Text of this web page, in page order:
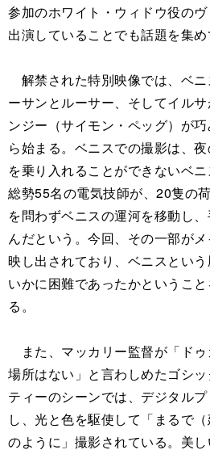
参加のホワイト・ウィドウ役の
出演していることでも話題を集め
解禁された特別映像では、ベ
ーサンとルーサー、そしてイル
ンジー（サイモン・ペッグ）が
ら始まる。ベニスでの撮影は、
を乗り入れることができないベ
総勢55名の電気技師が、20隻の
を問わずベニスの運河を移動し
んだという。今回、その一部が
映し出されており、ベニスとい
いかに困難であったかというこ
る。
また、マッカリー監督が「ド
場所はない」と言わしめたゴシ
ティーのシーンでは、デジタル
し、光と色を駆使して「まるで
のように」撮影されている。美